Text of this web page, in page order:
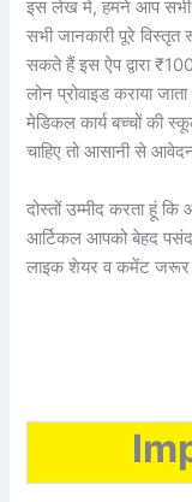
इस लेख मे, हमने आप
सभी जानकारी पूरे
सकते हैं इस ऐप द्वारा
लोन प्रोवाइड कराया
मेडिकल कार्य बच्चों की
चाहिए तो आसानी से
दोस्तों उम्मीद करता हूं
आर्टिकल आपको बेहद
लाइक शेयर व कमेंट